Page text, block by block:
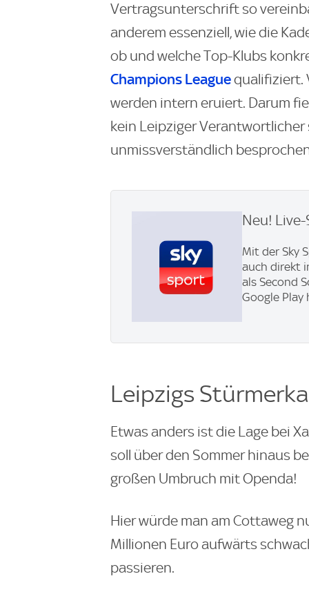
Vertragsunterschrift so
anderem essenziell, wie die
ob und welche Top-Klubs
Champions Leaguequalifiziert.
werden intern eruiert. Darum
kein Leipziger
unmissverständlich
Neu!
Mit der Sky
auch direkt
als Second
Google
Leipzigs
Etwas anders ist die Lage bei
soll über den Sommer hinaus
großen Umbruch mit Openda!
Hier würde man am Cottaweg
Millionen Euro aufwärts
passieren.